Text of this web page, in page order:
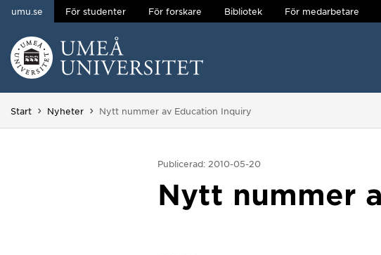
Hoppa direkt till innehållet
umu.se För studenter För forskare Bibliotek För medarbetare
Start Nyheter Du är här:
Nytt nummer av Education Inquiry
Publicerad: 2010-05-20
Nytt nummer